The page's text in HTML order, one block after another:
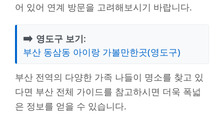
어 있어 연계 방문을 고려해보시기 바랍니다.
➡️ 영도구 보기:
부산 동삼동 아이랑 가볼만한곳(영도구)
부산 전역의 다양한 가족 나들이 명소를 찾고 있
다면 부산 전체 가이드를 참고하시면 더욱 폭넓
은 정보를 얻을 수 있습니다.